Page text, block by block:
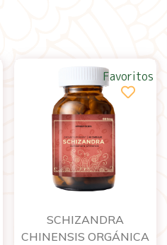
SCHIZANDRA
CHINENSIS ORGÁNICA
Favoritos